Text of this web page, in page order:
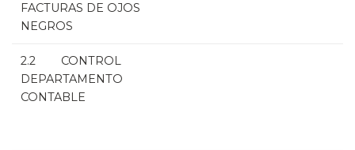
FACTURAS DE OJOS
NEGROS
2.2 CONTROL
DEPARTAMENTO
CONTABLE